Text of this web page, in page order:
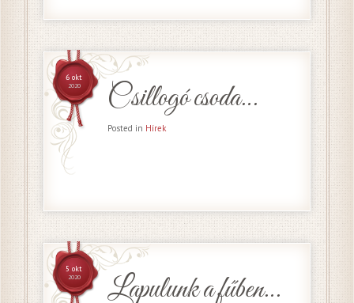
Csillogó csoda…
6 okt
2020
Posted in Hírek
Lapulunk a fűben…
5 okt
2020